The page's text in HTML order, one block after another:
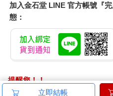
加入金石堂 LINE 官方帳號『
態：
提醒您！！
金石堂及銀行均不會請您操作
立即結帳